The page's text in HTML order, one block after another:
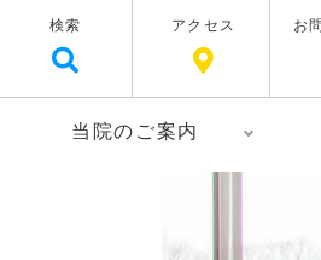
検索 アクセス お
当院のご案内